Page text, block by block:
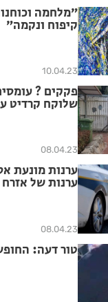
״מלחמה
קיפוח ונקמה״
10.04.23
פקקים ?
שלוקח קרדיט
08.04.23
ערנות מונעת
ערנות של
08.04.23
טור דעה: